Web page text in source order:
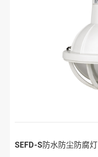
SEFD-S防水防尘防腐灯